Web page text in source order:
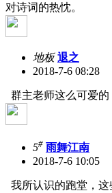
对诗词的热忱。
地板 退之
2018-7-6 08:28
群主老师这么可爱的
5# 雨舞江南
2018-7-6 10:05
我所认识的跑堂，这